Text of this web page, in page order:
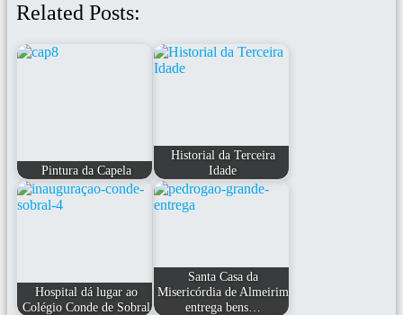
Related Posts:
Pintura da Capela
Historial da Terceira
Idade
Hospital dá lugar ao
Colégio Conde de Sobral
Santa Casa da
Misericórdia de Almeirim
entrega bens…